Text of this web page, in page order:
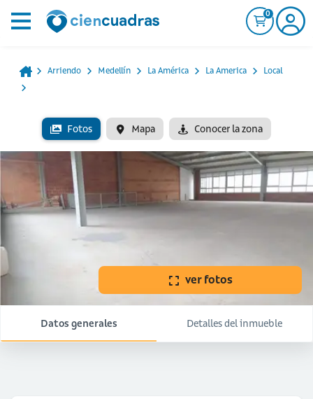
0
Arriendo Medellín La América La America Local
Fotos Mapa Conocer la zona
ver fotos
Datos generales Detalles del inmueble